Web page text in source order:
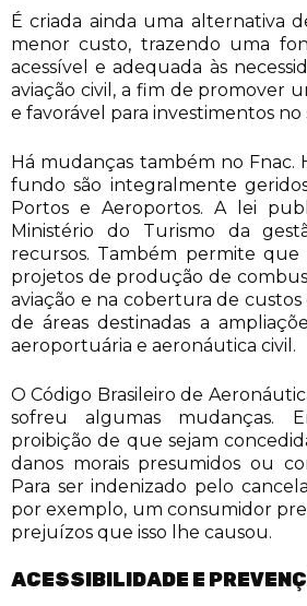
É criada ainda uma alternativa
menor custo, trazendo uma
acessível e adequada às
aviação civil, a fim de promover
e favorável para investimentos no
Há mudanças também no Fnac.
fundo são integralmente
Portos e Aeroportos. A lei
Ministério do Turismo da
recursos. Também permite
projetos de produção de
aviação e na cobertura de
de áreas destinadas a
aeroportuária e aeronáutica civil.
O Código Brasileiro de
sofreu algumas mudanças.
proibição de que sejam
danos morais presumidos ou
Para ser indenizado pelo
por exemplo, um consumidor
prejuízos que isso lhe causou.
ACESSIBILIDADE E